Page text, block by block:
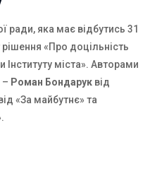
ради, яка має відбутись 31
«Про доцільність
міста». Авторами
– Роман Бондарук від
«За майбутнє» та